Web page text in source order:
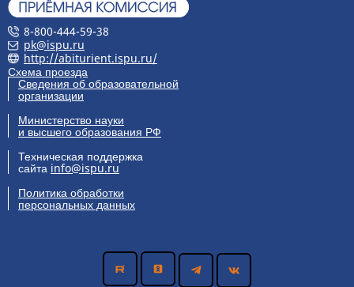
8-800-444-59-38
pk@ispu.ru
http://abiturient.ispu.ru/
Схема проезда
Сведения об образовательной
организации
Министерство науки
и высшего образования РФ
Техническая поддержка
сайта info@ispu.ru
Политика обработки
персональных данных